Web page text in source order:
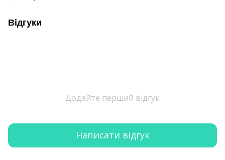
Відгуки
Додайте перший відгук
Написати відгук